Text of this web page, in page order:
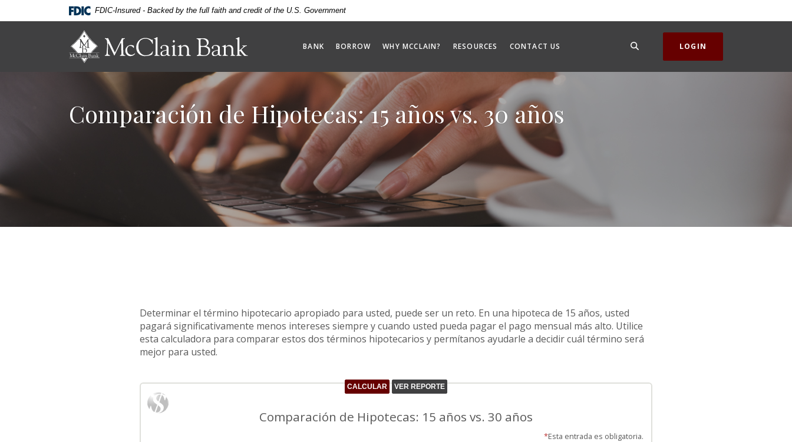
Skip
Acrobat
FDIC-Insured - Backed by the full faith and credit of the U.S. Government
McClain Bank
BANK BORROW WHY MCCLAIN? RESOURCES CONTACT US LOGIN
Comparación de Hipotecas: 15 años vs. 30 años
Determinar el término hipotecario apropiado para usted, puede ser un reto. En una hipoteca de 15 años, usted
pagará significativamente menos intereses siempre y cuando usted pueda pagar el pago mensual más alto. Utilice
esta calculadora para comparar estos dos términos hipotecarios y permítanos ayudarle a decidir cuál término será
mejor para usted.
Comparación de Hipotecas: 15 años vs. 30 años
*Esta entrada es obligatoria.